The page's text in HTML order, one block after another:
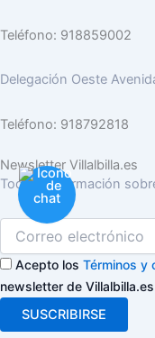
Teléfono: 918859002
Delegación Oeste
Teléfono: 918792818
Newsletter Villalbilla.es
Toda la información
Acepto los Términos y
newsletter de Villalbilla.es
SUSCRIBIRSE